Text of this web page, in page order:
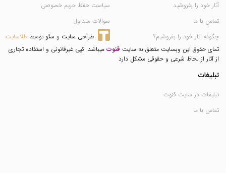
آثار خود را بفروشید
تماس با ما
چگونه آثار خود را بفروشیم؟
سیاست حفظ حریم خصوصی
سوالات متداول
طراحی سایت و سئو توسط طلاسایت
تمای حقوق این وبسایت متعلق به سایت قنوت میباشد. کپی غیرقانونی و استفاده تجاری
از آثار از لحاظ شرعی و حقوقی مشکل دارد
تبلیغات
تبلیغات در سایت قنوت
تماس با ما